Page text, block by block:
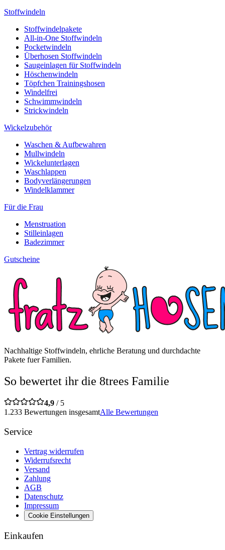
Stoffwindeln
Stoffwindelpakete
All-in-One Stoffwindeln
Pocketwindeln
Überhosen Stoffwindeln
Saugeinlagen für Stoffwindeln
Höschenwindeln
Töpfchen Trainingshosen
Windelfrei
Schwimmwindeln
Strickwindeln
Wickelzubehör
Waschen & Aufbewahren
Mullwindeln
Wickelunterlagen
Waschlappen
Bodyverlängerungen
Windelklammer
Für die Frau
Menstruation
Stilleinlagen
Badezimmer
Gutscheine
Nachhaltige Stoffwindeln, ehrliche Beratung und durchdachte
Pakete fuer Familien.
So bewertet ihr die 8trees Familie
4,9 / 5
1.233 Bewertungen insgesamtAlle Bewertungen
Service
Vertrag widerrufen
Widerrufsrecht
Versand
Zahlung
AGB
Datenschutz
Impressum
Cookie Einstellungen
Einkaufen